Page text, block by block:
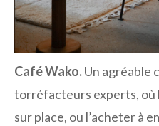
Café Wako.Un agréable
torréfacteurs experts, où
sur place, ou l’acheter à